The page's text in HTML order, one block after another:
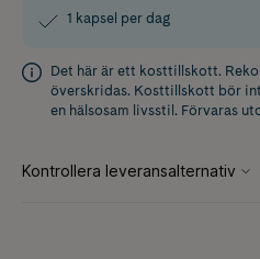
1 kapsel per dag
Det här är ett kosttillskott.
överskridas. Kosttillskott bör
en hälsosam livsstil. Förvaras